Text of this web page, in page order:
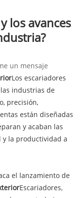
los avances
un mensaje
Los escariadores
industrias de
precisión,
están diseñadas
y acaban las
y la productividad a
el lanzamiento de
Escariadores,